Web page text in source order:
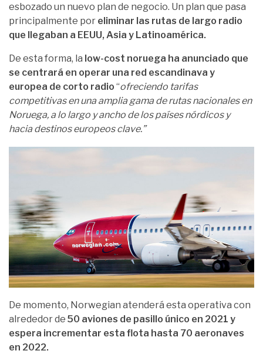
esbozado un nuevo plan de negocio. Un plan que pasa
principalmente por eliminar las rutas de largo radio
que llegaban a EEUU, Asia y Latinoamérica.
De esta forma, la low-cost noruega ha anunciado que
se centrará en operar una red escandinava y
europea de corto radio “ofreciendo tarifas
competitivas en una amplia gama de rutas nacionales en
Noruega, a lo largo y ancho de los países nórdicos y
hacia destinos europeos clave.”
De momento, Norwegian atenderá esta operativa con
alrededor de 50 aviones de pasillo único en 2021 y
espera incrementar esta flota hasta 70 aeronaves
en 2022.